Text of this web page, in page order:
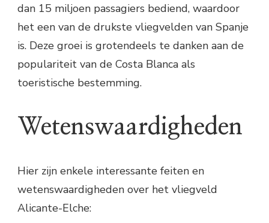
dan 15 miljoen passagiers bediend, waardoor
het een van de drukste vliegvelden van Spanje
is. Deze groei is grotendeels te danken aan de
populariteit van de Costa Blanca als
toeristische bestemming.
Wetenswaardigheden
Hier zijn enkele interessante feiten en
wetenswaardigheden over het vliegveld
Alicante-Elche: